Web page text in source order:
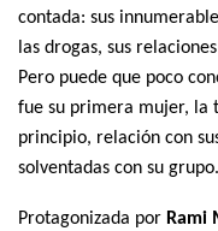
contada: sus
las drogas, sus
Pero puede que poco
fue su primera mujer, la
principio, relación con
solventadas con su grupo.
Protagonizada por Rami